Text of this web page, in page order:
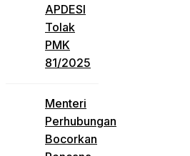
APDESI
Tolak
PMK
81/2025
Menteri
Perhubungan
Bocorkan